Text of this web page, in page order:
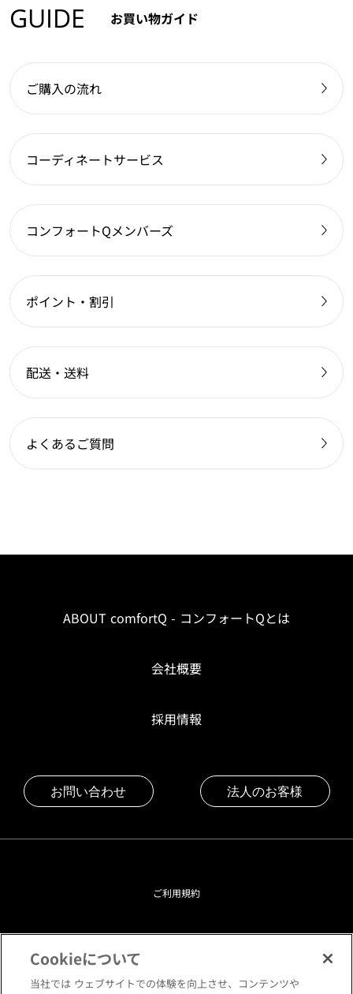
GUIDE お買い物ガイド
ご購入の流れ
コーディネートサービス
コンフォートQメンバーズ
ポイント・割引
配送・送料
よくあるご質問
ABOUT comfortQ - コンフォートQとは
会社概要
採用情報
お問い合わせ 法人のお客様
ご利用規約
プライバシーポリシー
クッキーポリシー
Cookieについて
当社では ウェブサイトでの体験を向上させ、コンテンツや